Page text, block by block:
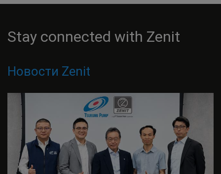
Stay connected with Zenit
Новости Zenit